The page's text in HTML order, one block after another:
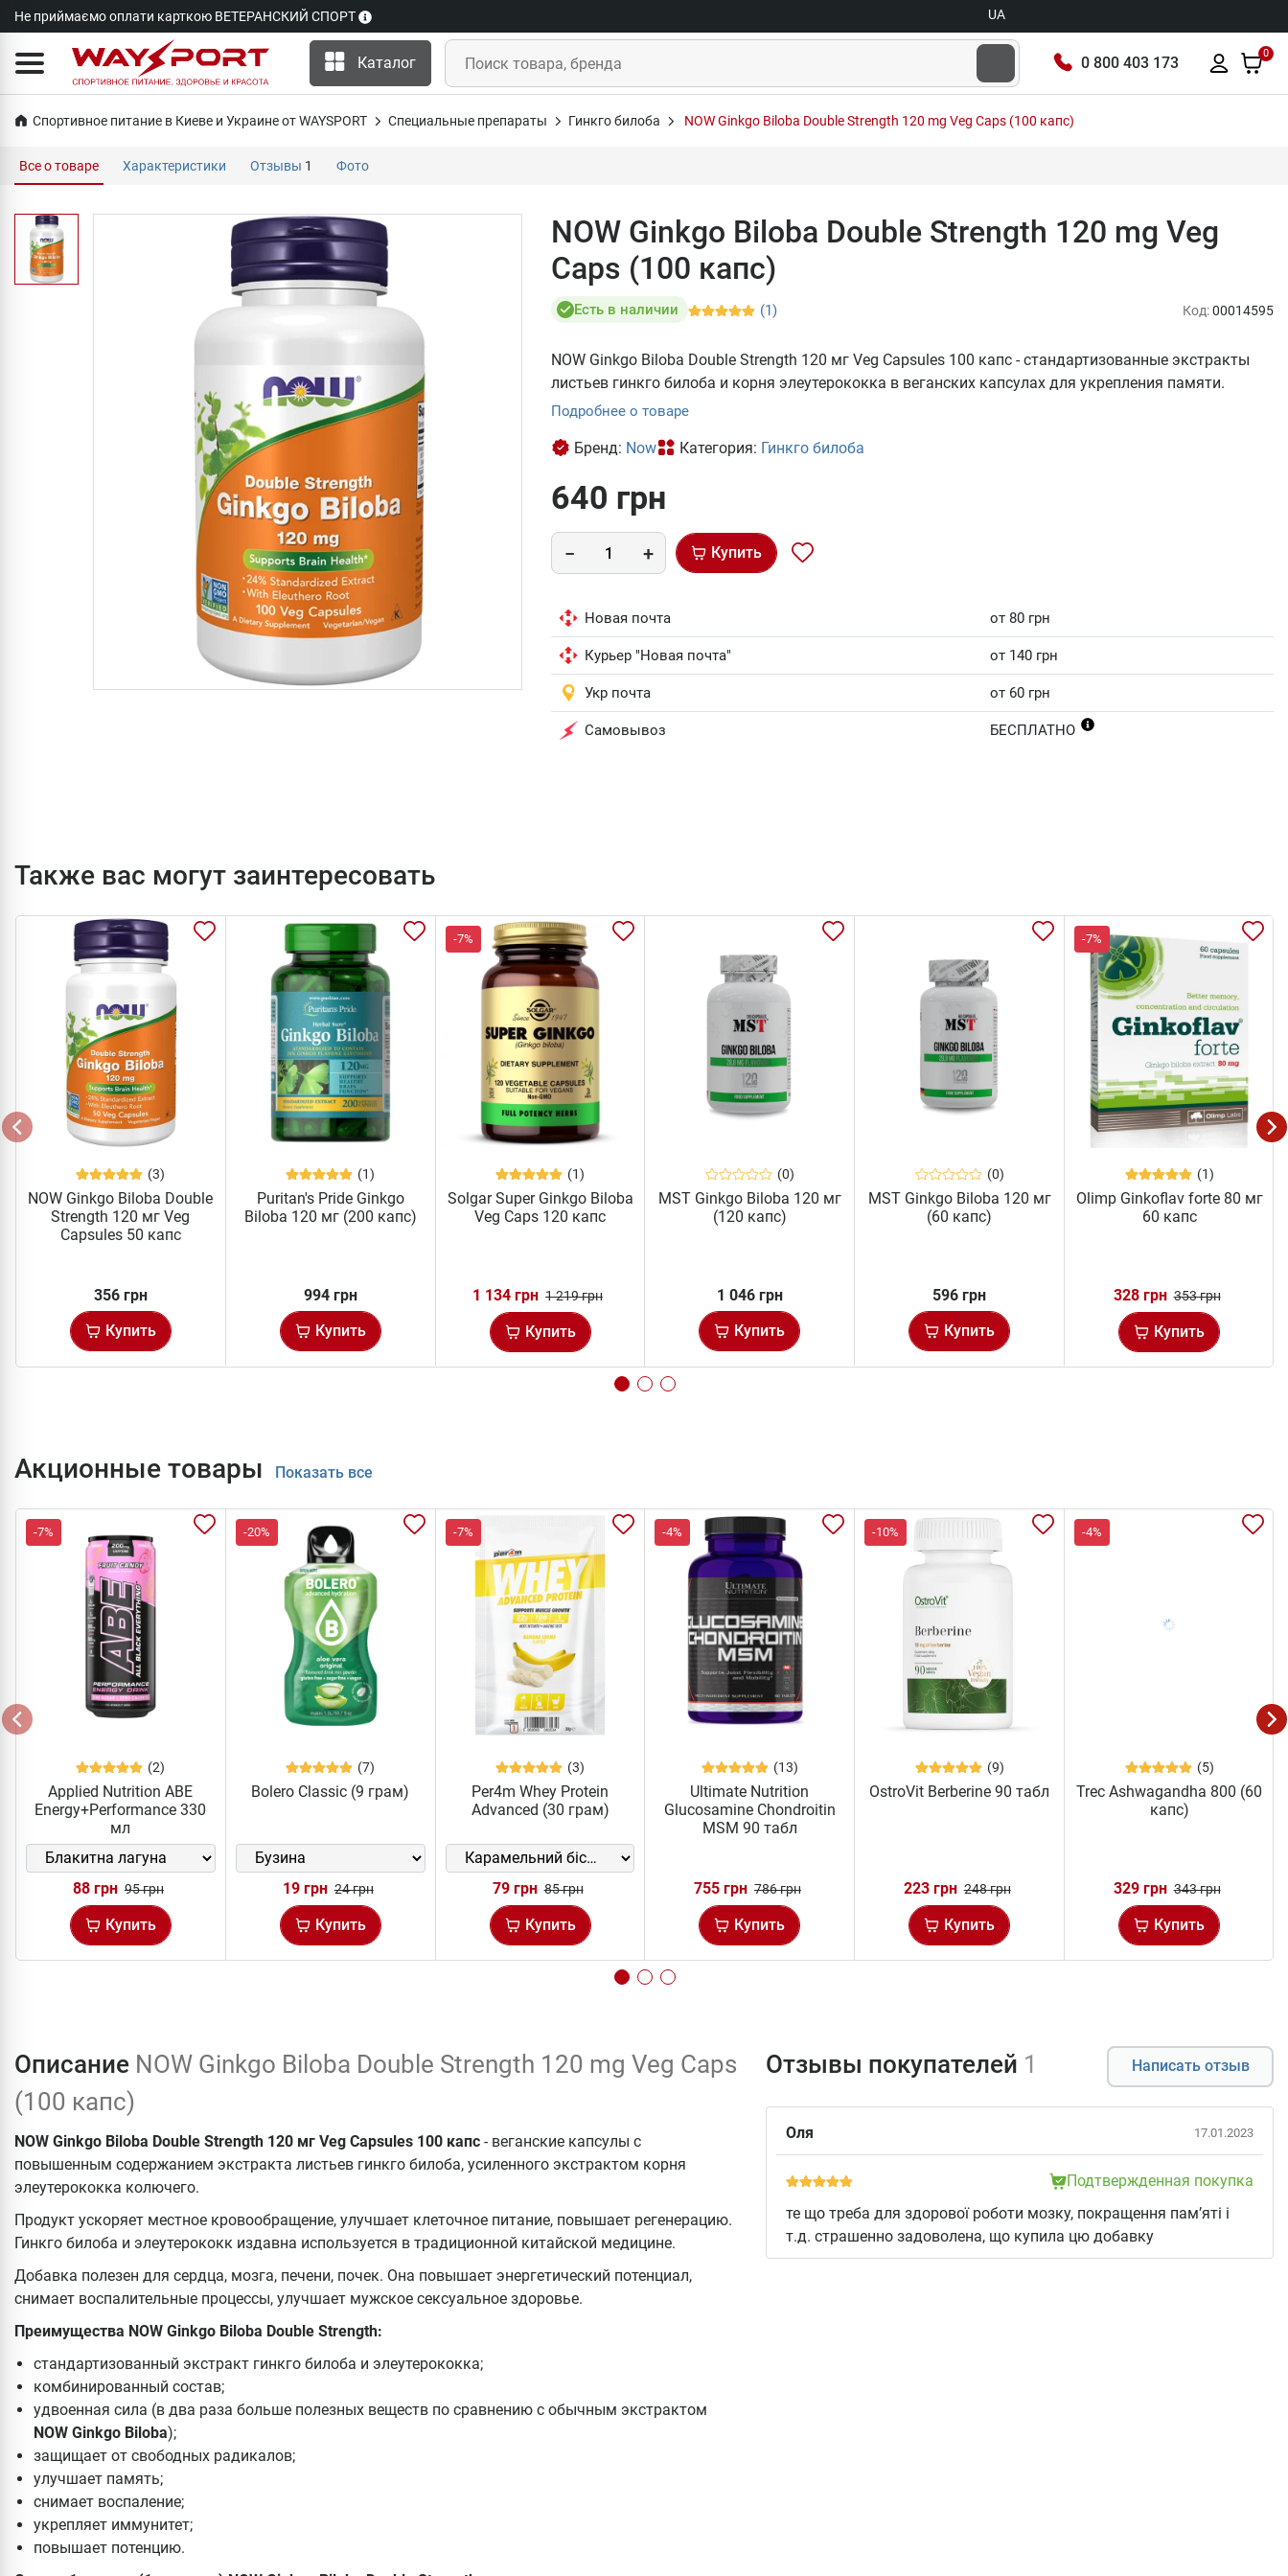
Не приймаємо оплати карткою ВЕТЕРАНСКИЙ СПОРТ UA
Каталог 0 800 403 173
0
Спортивное питание в Киеве и Украине от WAYSPORT Специальные препараты Гинкго билоба NOW Ginkgo Biloba Double Strength 120 mg Veg Caps (100 капс)
Все о товаре Характеристики Отзывы 1 Фото
NOW Ginkgo Biloba Double Strength 120 mg Veg
Caps (100 капс)
Есть в наличии (1) Код:00014595
NOW Ginkgo Biloba Double Strength 120 мг Veg Capsules 100 капс - стандартизованные экстракты
листьев гинкго билоба и корня элеутерококка в веганских капсулах для укрепления памяти.
Подробнее о товаре
Бренд: Now Категория: Гинкго билоба
640 грн
Купить
Новая почта от 80 грн
Курьер "Новая почта" от 140 грн
Укр почта от 60 грн
Самовывоз БЕСПЛАТНО
Также вас могут заинтересовать
(3)
NOW Ginkgo Biloba Double
Strength 120 мг Veg
Capsules 50 капс
356 грн
Купить
(1)
Puritan's Pride Ginkgo
Biloba 120 мг (200 капс)
994 грн
Купить
-7%
(1)
Solgar Super Ginkgo Biloba
Veg Caps 120 капс
1 134 грн 1 219 грн
Купить
(0)
MST Ginkgo Biloba 120 мг
(120 капс)
1 046 грн
Купить
(0)
MST Ginkgo Biloba 120 мг
(60 капс)
596 грн
Купить
-7%
(1)
Olimp Ginkoflav forte 80 мг
60 капс
328 грн 353 грн
Купить
Акционные товары Показать все
-7%
(2)
Applied Nutrition ABE
Energy+Performance 330
мл
88 грн 95 грн
Купить
-20%
(7)
Bolero Classic (9 грам)
19 грн 24 грн
Купить
-7%
(3)
Per4m Whey Protein
Advanced (30 грам)
79 грн 85 грн
Купить
-4%
(13)
Ultimate Nutrition
Glucosamine Chondroitin
MSM 90 табл
755 грн 786 грн
Купить
-10%
(9)
OstroVit Berberine 90 табл
223 грн 248 грн
Купить
-4%
(5)
Trec Ashwagandha 800 (60
капс)
329 грн 343 грн
Купить
Описание NOW Ginkgo Biloba Double Strength 120 mg Veg Caps
(100 капс)
NOW Ginkgo Biloba Double Strength 120 мг Veg Capsules 100 капс - веганские капсулы с
повышенным содержанием экстракта листьев гинкго билоба, усиленного экстрактом корня
элеутерококка колючего.
Продукт ускоряет местное кровообращение, улучшает клеточное питание, повышает регенерацию.
Гинкго билоба и элеутерококк издавна используется в традиционной китайской медицине.
Добавка полезен для сердца, мозга, печени, почек. Она повышает энергетический потенциал,
снимает воспалительные процессы, улучшает мужское сексуальное здоровье.
Преимущества NOW Ginkgo Biloba Double Strength:
стандартизованный экстракт гинкго билоба и элеутерококка;
комбинированный состав;
удвоенная сила (в два раза больше полезных веществ по сравнению с обычным экстрактом
NOW Ginkgo Biloba);
защищает от свободных радикалов;
улучшает память;
снимает воспаление;
укрепляет иммунитет;
повышает потенцию.
Отзывы покупателей 1 Написать отзыв
Оля 17.01.2023
Подтвержденная покупка
те що треба для здорової роботи мозку, покращення пам’яті і
т.д. страшенно задоволена, що купила цю добавку